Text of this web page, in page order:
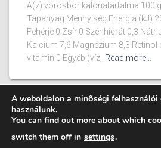
A(z) vörösbor kalóriatartalma 100
Tápanyag Mennyiség Energia (kJ)
Fehérje 0 Zsír 0 Szénhidrát 0,3
Kalcium 7,6 Magnézium 8,3 Retinol
vitamin 0 Egyéb (víz, Read more…
A weboldalon a minőségi felhasználói
használunk.
You can find out more about which
switch them off in settings.